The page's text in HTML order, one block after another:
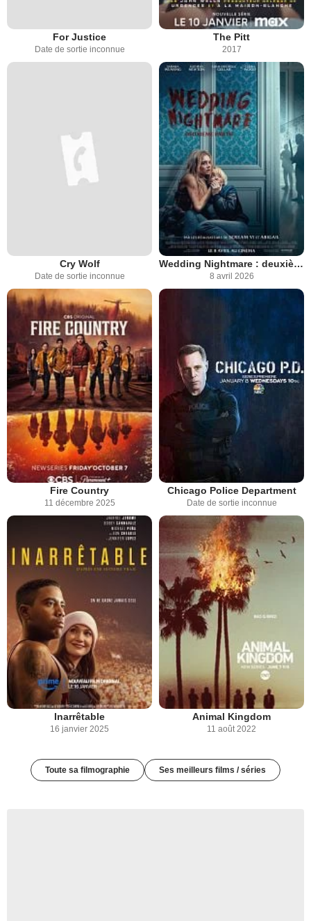
For Justice
Date de sortie inconnue
The Pitt
2017
Cry Wolf
Date de sortie inconnue
Wedding Nightmare : deuxième partie
8 avril 2026
Fire Country
11 décembre 2025
Chicago Police Department
Date de sortie inconnue
Inarrêtable
16 janvier 2025
Animal Kingdom
11 août 2022
Toute sa filmographie Ses meilleurs films / séries